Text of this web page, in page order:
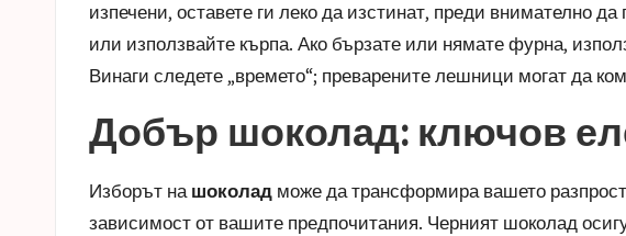
изпечени, оставете ги леко да изстинат, преди внимателно
или използвайте кърпа. Ако бързате или нямате фурна,
Винаги следете „времето“; преварените лешници могат да
Добър шоколад: ключов
Изборът на шоколад може да трансформира вашето
зависимост от вашите предпочитания. Черният шоколад